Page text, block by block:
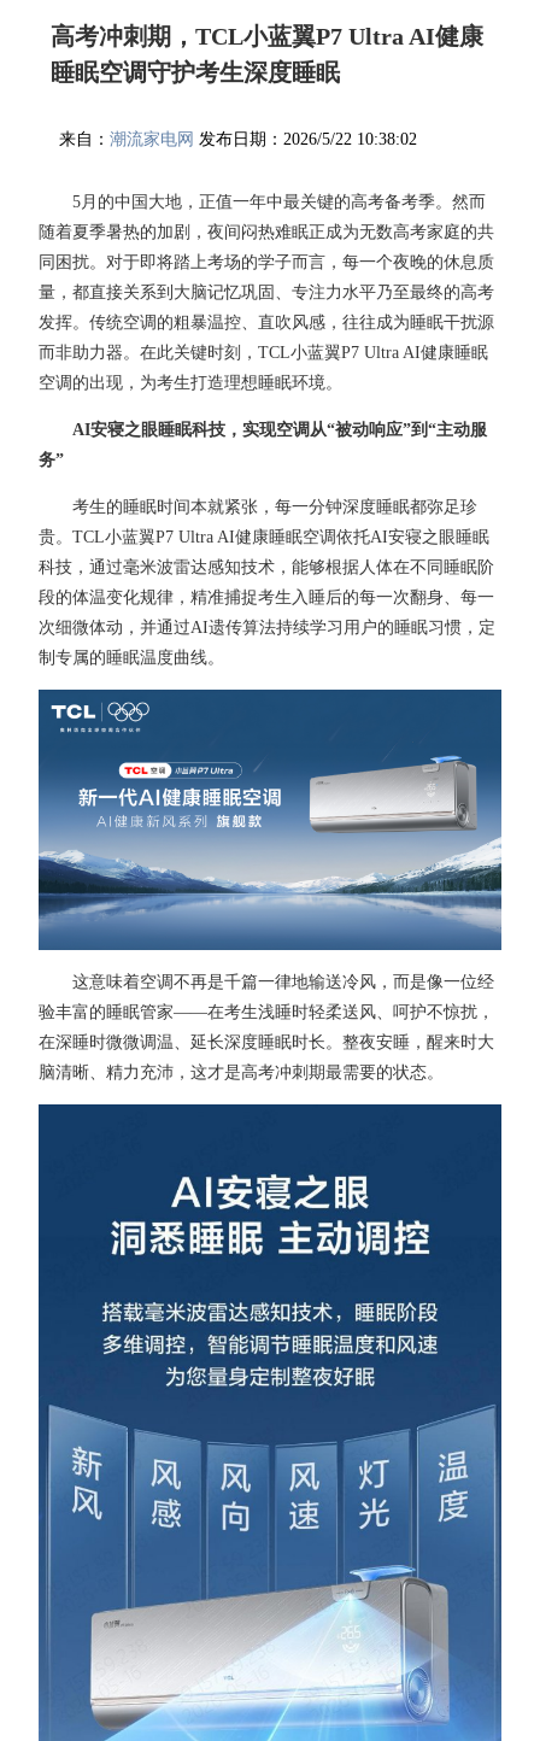
高考冲刺期，TCL小蓝翼P7 Ultra AI健康
睡眠空调守护考生深度睡眠
来自：潮流家电网 发布日期：2026/5/22 10:38:02
5月的中国大地，正值一年中最关键的高考备考季。然而
随着夏季暑热的加剧，夜间闷热难眠正成为无数高考家庭的共
同困扰。对于即将踏上考场的学子而言，每一个夜晚的休息质
量，都直接关系到大脑记忆巩固、专注力水平乃至最终的高考
发挥。传统空调的粗暴温控、直吹风感，往往成为睡眠干扰源
而非助力器。在此关键时刻，TCL小蓝翼P7 Ultra AI健康睡眠
空调的出现，为考生打造理想睡眠环境。
AI安寝之眼睡眠科技，实现空调从“被动响应”到“主动服
务”
考生的睡眠时间本就紧张，每一分钟深度睡眠都弥足珍
贵。TCL小蓝翼P7 Ultra AI健康睡眠空调依托AI安寝之眼睡眠
科技，通过毫米波雷达感知技术，能够根据人体在不同睡眠阶
段的体温变化规律，精准捕捉考生入睡后的每一次翻身、每一
次细微体动，并通过AI遗传算法持续学习用户的睡眠习惯，定
制专属的睡眠温度曲线。
这意味着空调不再是千篇一律地输送冷风，而是像一位经
验丰富的睡眠管家——在考生浅睡时轻柔送风、呵护不惊扰，
在深睡时微微调温、延长深度睡眠时长。整夜安睡，醒来时大
脑清晰、精力充沛，这才是高考冲刺期最需要的状态。